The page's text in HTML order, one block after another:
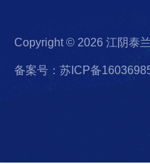
Copyright © 2026 江阴泰
备案号：苏ICP备